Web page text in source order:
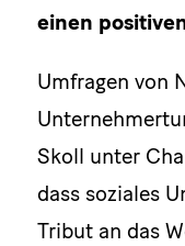
einen
Umfragen von
Skoll unter
dass soziales
Tribut an das